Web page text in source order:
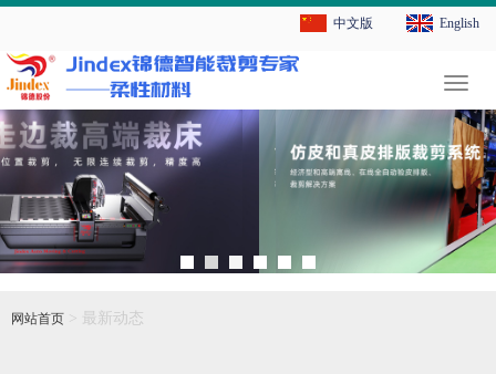
English
中文版
切
换
导
航
网站首页 > 最新动态